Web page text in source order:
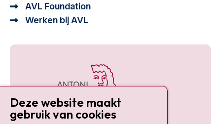
AVL Foundation
Werken bij AVL
Deze website maakt
gebruik van cookies